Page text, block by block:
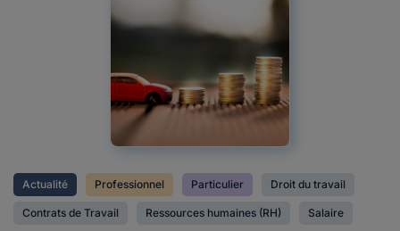
Actualité Professionnel Particulier Droit du travail
Contrats de Travail Ressources humaines (RH) Salaire